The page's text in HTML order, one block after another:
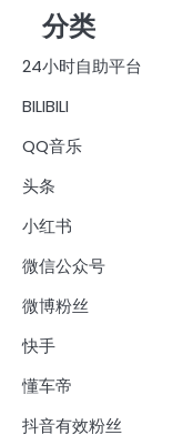
分类
24小时自助平台
BILIBILI
QQ音乐
头条
小红书
微信公众号
微博粉丝
快手
懂车帝
抖音有效粉丝